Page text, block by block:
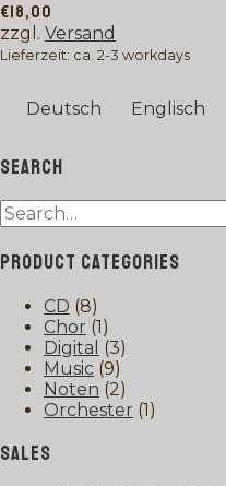
€18,00
zzgl. Versand
Lieferzeit: ca. 2-3 workdays
Deutsch Englisch
SEARCH
PRODUCT CATEGORIES
CD (8)
Chor (1)
Digital (3)
Music (9)
Noten (2)
Orchester (1)
SALES